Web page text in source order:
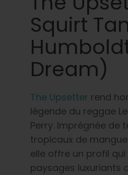
Squirt
Dream)
The Upsetter rend
légende du reggae
Perry. Imprégnée de
tropicaux de
elle offre un profil qui
paysages luxuriants